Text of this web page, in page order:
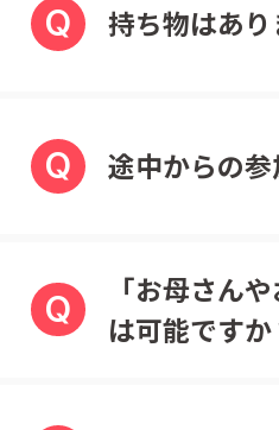
Q 持ち物はあり
Q 途中からの
Q
「お母さん
は可能ですか